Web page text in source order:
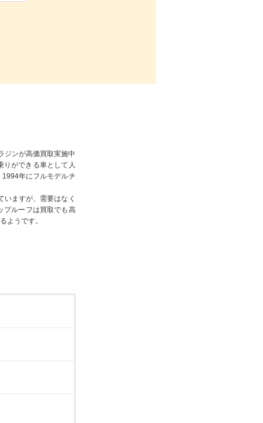
ジンが高価買取実施中
りができる車として人
年にフルモデルチ
いますが、需要はなく
プルーフは買取でも高
ようです。